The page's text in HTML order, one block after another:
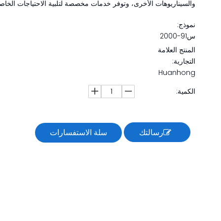
والسيناريوهات الأخرى، وتوفر خدمات مخصصة لتلبية الاحتياجات
نموذج:
س91-2000
المنتج العلامة
التجارية:
Huanhong
الكمية:
رسالتك سلة الاستفسارات